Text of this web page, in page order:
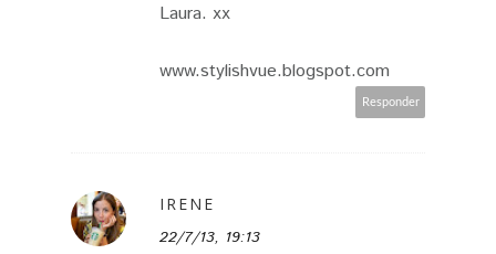
Laura. xx
www.stylishvue.blogspot.com
Responder
IRENE
22/7/13, 19:13